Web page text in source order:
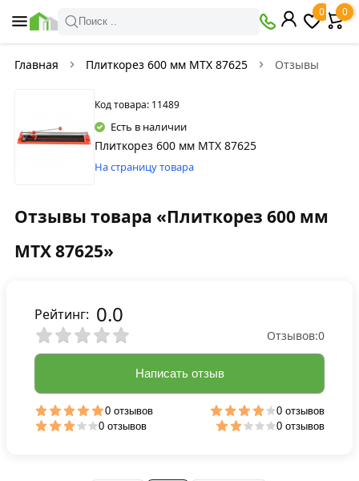
Поиск ..
0 0
Главная Плиткорез 600 мм MTX 87625 Отзывы
Код товара: 11489
Есть в наличии
Плиткорез 600 мм MTX 87625
На страницу товара
Отзывы товара «Плиткорез 600 мм
MTX 87625»
Рейтинг: 0.0
Отзывов:0
Написать отзыв
0 отзывов
0 отзывов
0 отзывов
0 отзывов